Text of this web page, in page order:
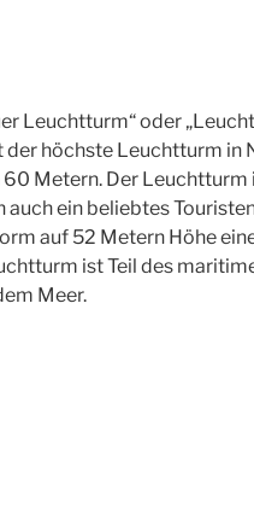
Leuchtturm“ oder
höchste Leuchtturm in
Metern. Der Leuchtturm
ein beliebtes
auf 52 Metern Höhe
ist Teil des
Meer.